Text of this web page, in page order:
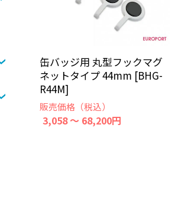
缶バッジ用 丸型フックマグ
ネットタイプ 44mm [BHG-
R44M]
販売価格（税込）
3,058 ～ 68,200円